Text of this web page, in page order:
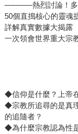
─────熱烈討論！
50個直搗核心的靈
詳解真實數據大揭露
一次領會世界重大宗
◆信仰是什麼？上帝
◆宗教所追尋的是真
的追隨者？
◆為什麼宗教認為性